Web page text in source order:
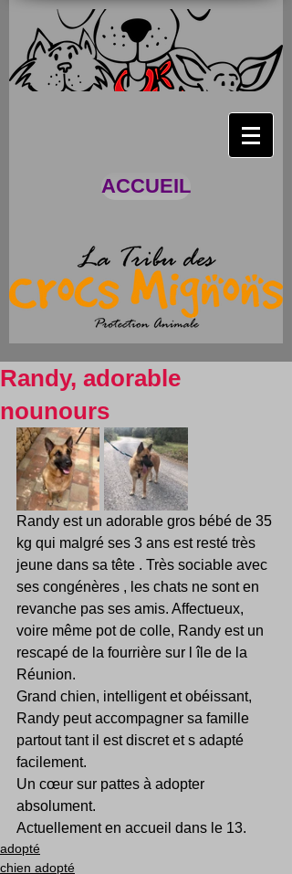
ACCUEIL
Randy, adorable
nounours
Randy est un adorable gros bébé de 35
kg qui malgré ses 3 ans est resté très
jeune dans sa tête . Très sociable avec
ses congénères , les chats ne sont en
revanche pas ses amis. Affectueux,
voire même pot de colle, Randy est un
rescapé de la fourrière sur l île de la
Réunion.
Grand chien, intelligent et obéissant,
Randy peut accompagner sa famille
partout tant il est discret et s adapté
facilement.
Un cœur sur pattes à adopter
absolument.
Actuellement en accueil dans le 13.
adopté
chien adopté